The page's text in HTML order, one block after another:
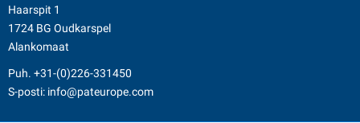
Haarspit 1
1724 BG Oudkarspel
Alankomaat
Puh. +31-(0)226-331450
S-posti: info@pateurope.com